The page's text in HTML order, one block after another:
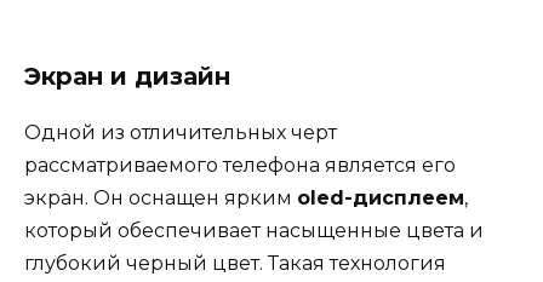
Экран и дизайн
Одной из отличительных черт
рассматриваемого телефона является его
экран. Он оснащен ярким oled-дисплеем,
который обеспечивает насыщенные цвета и
глубокий черный цвет. Такая технология